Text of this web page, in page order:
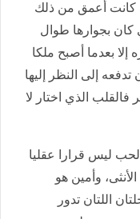
كانت أعمق من ذلك
بجوارها طوال
إلا بعدما أصبح ملكا
إلى النظر إليها
الذي اختار لا
ليس قرارا عقليا
وأمين هو
اللتان تدور